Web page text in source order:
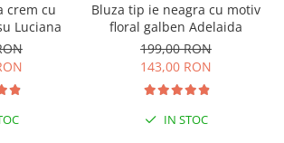
crem cu
Luciana
Bluza tip ie neagra cu motiv
floral galben Adelaida
199,00 RON
143,00 RON
IN STOC